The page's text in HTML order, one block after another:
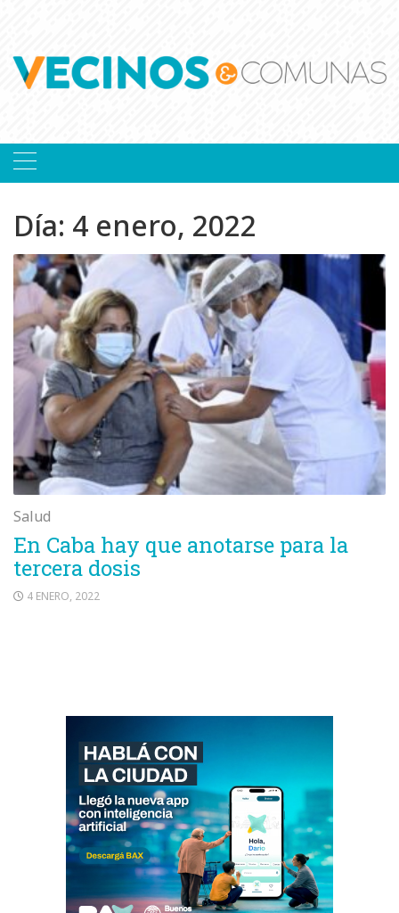
Día: 4 enero, 2022
Salud
En Caba hay que anotarse para la
tercera dosis
4 ENERO, 2022